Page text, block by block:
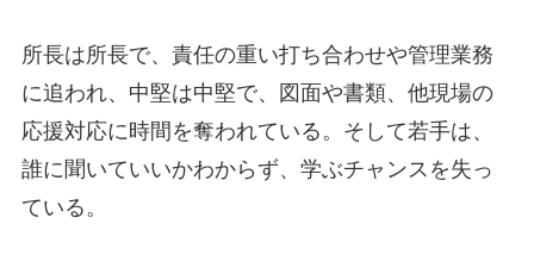
所長は所長で、責任の重い打ち合わせや管理業務
に追われ、中堅は中堅で、図面や書類、他現場の
応援対応に時間を奪われている。そして若手は、
誰に聞いていいかわからず、学ぶチャンスを失っ
ている。